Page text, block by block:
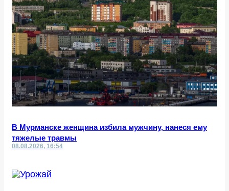
В Мурманске женщина избила мужчину, нанеся ему
тяжелые травмы
08.08.2026, 16:54